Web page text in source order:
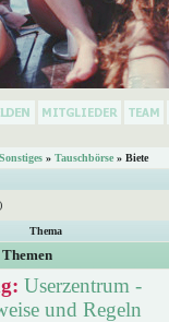
Sonstiges » Tauschbörse » Biete
Thema
Userzentrum -
und Regeln